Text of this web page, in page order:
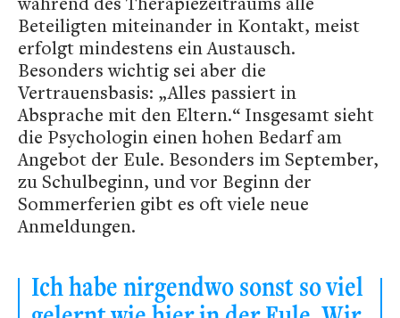
Beteiligten miteinander in Kontakt, meist
erfolgt mindestens ein Austausch.
Besonders wichtig sei aber die
Vertrauensbasis: „Alles passiert in
Absprache mit den Eltern.“ Insgesamt sieht
die Psychologin einen hohen Bedarf am
Angebot der Eule. Besonders im September,
zu Schulbeginn, und vor Beginn der
Sommerferien gibt es oft viele neue
Anmeldungen.
Ich habe nirgendwo sonst so viel